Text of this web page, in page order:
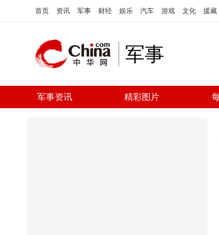
首页 资讯 军事 财经 娱乐 汽车 游戏 文化 援藏
军事
军事资讯 精彩图片